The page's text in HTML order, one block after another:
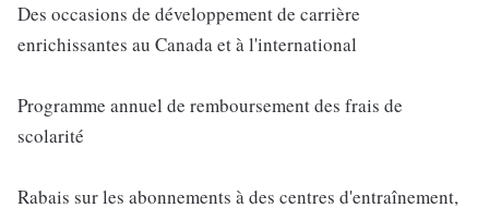
Des occasions de développement de carrière
enrichissantes au Canada et à l'international
Programme annuel de remboursement des frais de
scolarité
Rabais sur les abonnements à des centres d'entraînement,